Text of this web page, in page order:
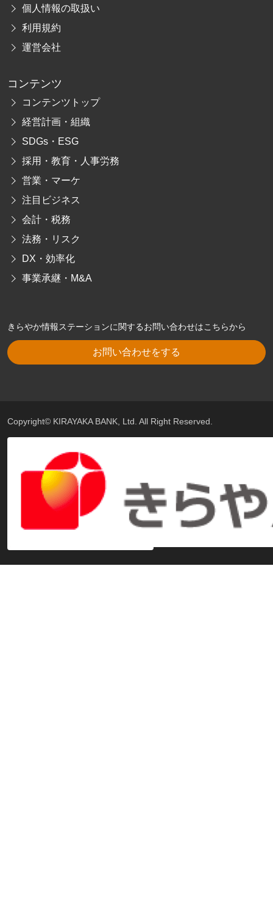
個人情報の取扱い
利用規約
運営会社
コンテンツ
コンテンツトップ
経営計画・組織
SDGs・ESG
採用・教育・人事労務
営業・マーケ
注目ビジネス
会計・税務
法務・リスク
DX・効率化
事業承継・M&A
きらやか情報ステーションに関するお問い合わせはこちらから
お問い合わせをする
Copyright© KIRAYAKA BANK, Ltd. All Right Reserved.